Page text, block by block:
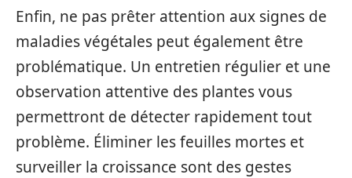
Enfin, ne pas prêter attention aux signes de
maladies végétales peut également être
problématique. Un entretien régulier et une
observation attentive des plantes vous
permettront de détecter rapidement tout
problème. Éliminer les feuilles mortes et
surveiller la croissance sont des gestes